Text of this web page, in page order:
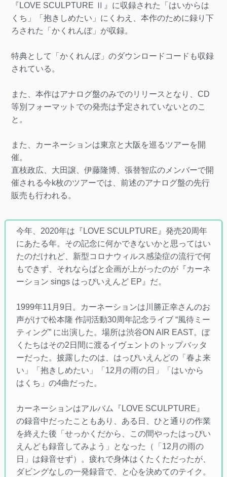
『LOVE SCULPTURE Ⅱ』に収録された「はいからは
くち」「抱きしめたい」にくわえ、本作のために録り下
ろされた「かくれんぼ」が収録。
特典として「かくれんぼ」のダウンロードコードも収録
されている。
また、本作はアナログ盤のみでのリリースとなり、CD
等別フォーマットでの発売は予定されていないとのこ
と。
また、カーネーションは東京と大阪を巡るツアーを開
催。
直枝政広、大田譲、伊藤隆博、張替智広のメンバーで開
催される今k枚のツアーでは、前述のアナログ盤の先行
販売も行われる。
今年、2020年は『LOVE SCULPTURE』発売20周年
にあたる年。その記念に何かできないかと思ってはい
たのだけれど、新型コロナウィルス感染症の流行で何
もできず、それならばと企画が上がったのが『カーネ
ーション sings はっぴいえんど EP』だ。
1999年11月9日。カーネーションは川勝正幸さんのお
声がけで松本隆 作詞活動30周年記念ライブ “風待ミー
ティング” に出演した。場所は渋谷ON AIR EAST。ぼ
くたちはその2日間に渡るイヴェントのトップバッタ
ーだった。披露したのは、はっぴいえんどの「春よ来
い」「抱きしめたい」「12月の雨の日」「はいから
はくち」の4曲だった。
カーネーションはアルバム『LOVE SCULPTURE』
の録音中だったこともあり、ある日、ひと通りの作業
を終えた後「せっかくだから、この間やったはっぴい
えんども録音してみよう」となった（「12月の雨の
日」は録音せず）。疲れで身体はくたくただったが、
ダビングなしの一発録音で、と心を決めてのテイク。